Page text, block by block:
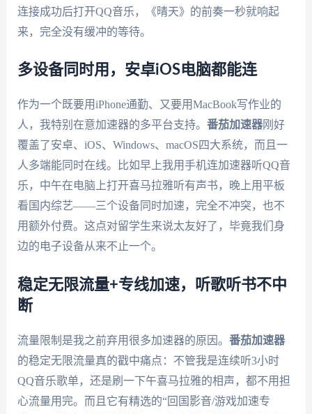
连接成功后打开QQ音乐，《晴天》的前奏一秒就响起
来，完全没有缓冲的等待。
多设备同时用，安卓iOS电脑都能连
作为一个既要用iPhone通勤、又要用MacBook写作业的
人，我特别在意加速器的多平台支持。 番茄加速器刚好
覆盖了安卓、iOS、Windows、macOS四大系统，而且一
人多端能同时在线。比如早上我用手机连加速器听QQ音
乐，中午在电脑上打开喜马拉雅听有声书，晚上用平板
看国内综艺——三个设备同时加速，完全不冲突，也不
用额外付费。这点对留学生来说太友好了，毕竟我们身
边的电子设备从来不止一个。
稳定无限流量+专线加速，听歌听书不中
断
流量限制是我之前弃用很多加速器的原因。 番茄加速器
的稳定无限流量真的戳中痛点：不管我是连续听3小时
QQ音乐歌单，还是刷一下午喜马拉雅的相声，都不用担
心流量用完。而且它有精选的“回国影音/游戏加速专